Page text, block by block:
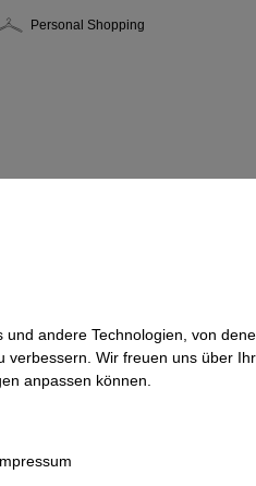
Personal Shopping
andere Technologien, von
Wir freuen uns über
anpassen können.